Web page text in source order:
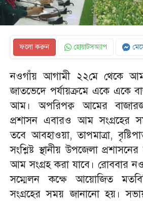
ফলো করুন হোয়াটসঅ্যাপ
নওগাঁয় আগামী ২২মে থেকে
জাতভেদে পর্যায়ক্রমে একে একে
আম। অপরিপক্ব আমের
প্রশাসন এবারও আম সংগ্রহের
তবে আবহাওয়া, তাপমাত্রা,
সংশ্লিষ্ট স্থানীয় উপজেলা
আম সংগ্রহ করা যাবে। রোববার
সম্মেলন কক্ষে আয়োজিত
সংগ্রহের সময় জানানো হয়।